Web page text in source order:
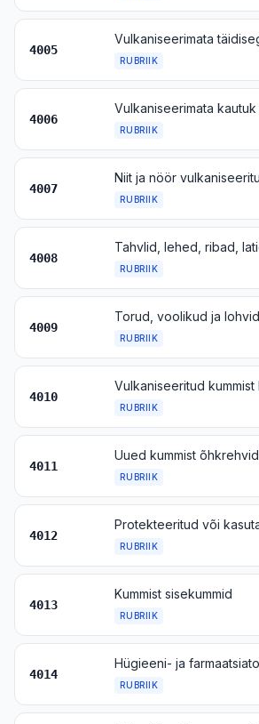
4005
RUBRIIK
4006
RUBRIIK
4007
RUBRIIK
4008
RUBRIIK
4009
RUBRIIK
4010
RUBRIIK
4011
Uued kummist õhkrehvid
RUBRIIK
4012
RUBRIIK
4013
Kummist sisekummid
RUBRIIK
4014
RUBRIIK